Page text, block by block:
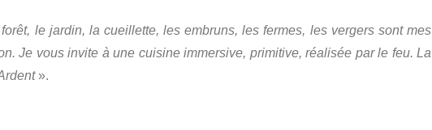
le jardin, la cueillette, les embruns, les fermes, les vergers sont mes
Je vous invite à une cuisine immersive, primitive, réalisée par le feu. La
».